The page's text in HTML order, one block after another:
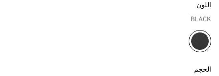
اللون
BLACK
مختار
الحجم